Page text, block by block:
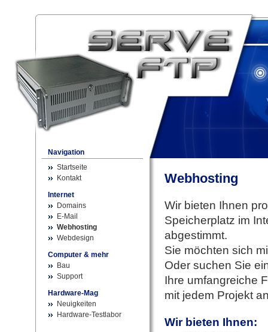
Navigation
Startseite
Kontakt
Internet
Domains
E-Mail
Webhosting
Webdesign
Computer & mehr
Bau
Support
Hardware-Mag
Neuigkeiten
Hardware-Testlabor
Webhosting
Wir bieten Ihnen
Speicherplatz im
abgestimmt.
Sie möchten sich
Oder suchen Sie
Ihre umfangreiche
mit jedem Projekt
Wir bieten Ihnen: